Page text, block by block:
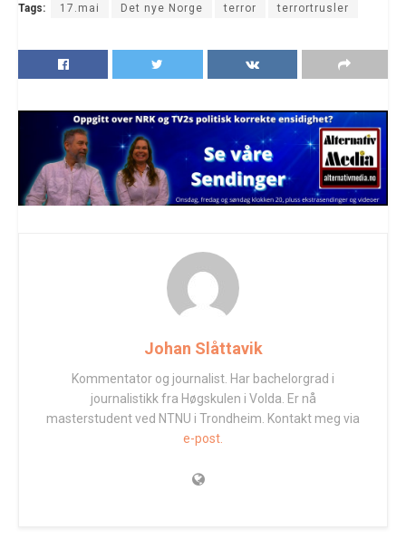
Tags: 17.mai Det nye Norge terror terrortrusler
Johan Slåttavik
Kommentator og journalist. Har bachelorgrad i
journalistikk fra Høgskulen i Volda. Er nå
masterstudent ved NTNU i Trondheim. Kontakt meg via
e-post.